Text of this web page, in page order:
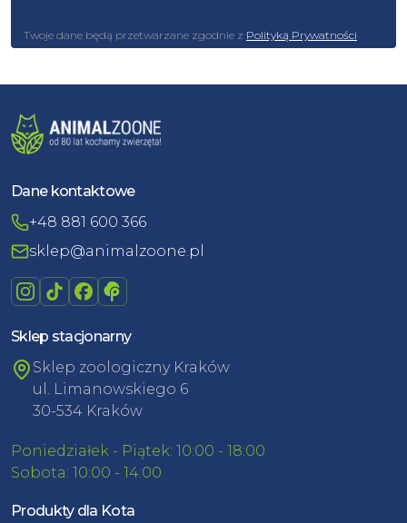
Twoje dane będą przetwarzane zgodnie z Polityką Prywatności
Dane kontaktowe
+48 881 600 366
sklep@animalzoone.pl
Sklep stacjonarny
Sklep zoologiczny Kraków
ul. Limanowskiego 6
30-534 Kraków
Poniedziałek - Piątek: 10:00 - 18:00
Sobota: 10:00 - 14:00
Produkty dla Kota